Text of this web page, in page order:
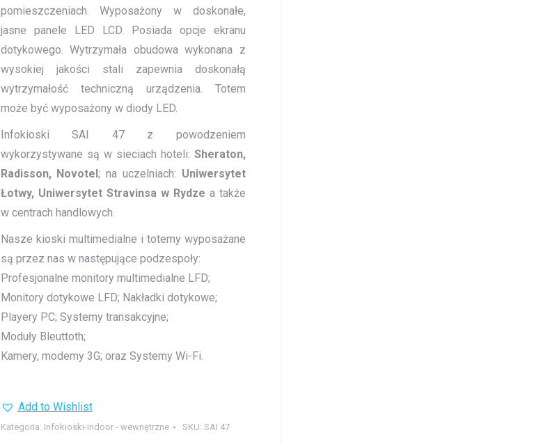
pomieszczeniach. Wyposażony w doskonałe,
jasne panele LED LCD. Posiada opcje ekranu
dotykowego. Wytrzymała obudowa wykonana z
wysokiej jakości stali zapewnia doskonałą
wytrzymałość techniczną urządzenia. Totem
może być wyposażony w diody LED.
Infokioski SAI 47 z powodzeniem
wykorzystywane są w sieciach hoteli: Sheraton,
Radisson, Novotel; na uczelniach: Uniwersytet
Łotwy, Uniwersytet Stravinsa w Rydze a także
w centrach handlowych.
Nasze kioski multimedialne i totemy wyposażane
są przez nas w następujące podzespoły:
Profesjonalne monitory multimedialne LFD;
Monitory dotykowe LFD; Nakładki dotykowe;
Playery PC; Systemy transakcyjne;
Moduły Bleuttoth;
Kamery, modemy 3G; oraz Systemy Wi-Fi.
Add to Wishlist
Kategoria: Infokioski-indoor - wewnętrzne SKU: SAI 47